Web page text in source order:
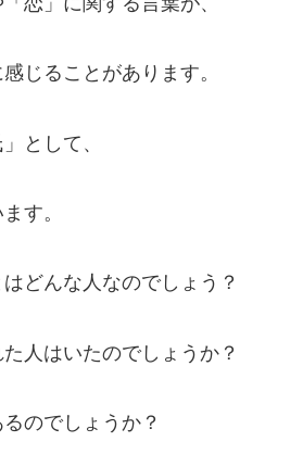
じることがあります。
として、
す。
どんな人なのでしょう？
人はいたのでしょうか？
のでしょうか？